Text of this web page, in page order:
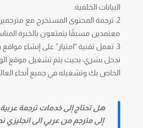
البيانات الخلفية.
ترجمة المحتوى المستخرج مع
معتمدين مسبقًا يتمتعون بالخبرة
تعمل تقنية “امتياز” على إنشاء
تدخل بشري، بحيث يتم تشغيل موقع
الخاص بك وتشغيله في جميع أنحاء
هل تحتاج إلى خدمات ترجمة عربية
إلى مترجم من عربي الى